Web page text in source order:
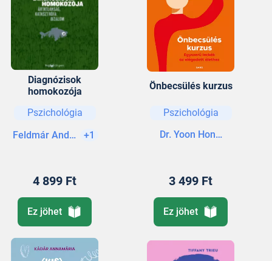
Diagnózisok
homokozója
Pszichológia
Feldmár András +1
4 899 Ft
Ez jöhet
Önbecsülés kurzus
Pszichológia
Dr. Yoon Hong-Gyun
3 499 Ft
Ez jöhet